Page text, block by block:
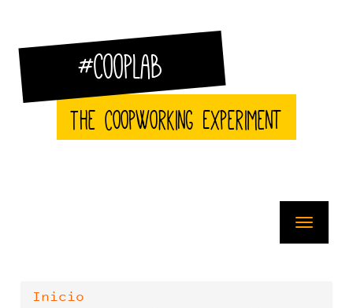
principal
#CoopLab
The CoopWorking Experiment
Toggle
Inicio